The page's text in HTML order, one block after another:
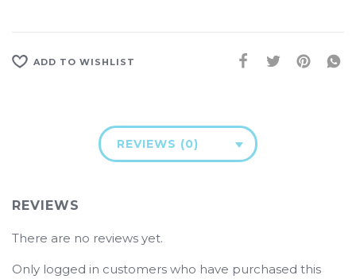
ADD TO WISHLIST
REVIEWS (0)
REVIEWS
There are no reviews yet.
Only logged in customers who have purchased this